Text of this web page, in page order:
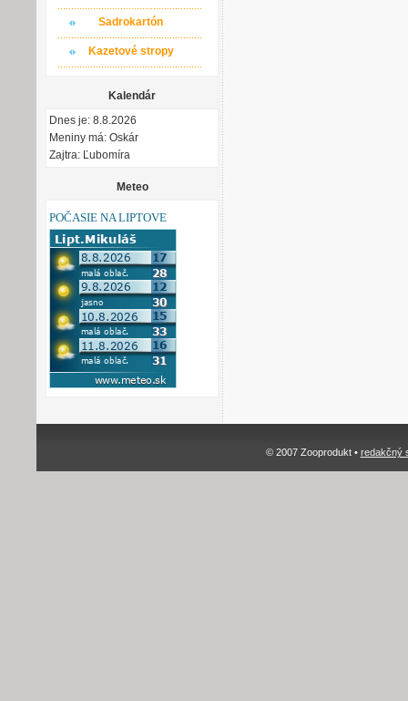
Sadrokartón
Kazetové stropy
Kalendár
Dnes je: 8.8.2026
Meniny má: Oskár
Zajtra: Ľubomíra
Meteo
POČASIE NA LIPTOVE
© 2007 Zooprodukt • redakčný